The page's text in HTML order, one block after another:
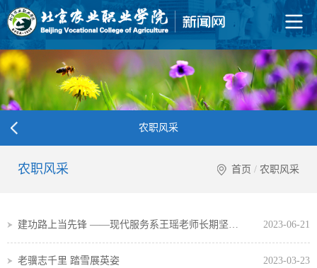
农职风采
农职风采 首页 / 农职风采
2023-06-21
老骥志千里 踏雪展英姿 2023-03-23